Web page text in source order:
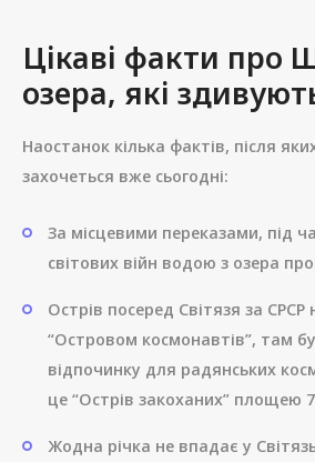
Цікаві факти про
озера, які
Наостанок кілька фактів, після
захочеться вже сьогодні:
За місцевими переказами, під
світових війн водою з озера
Острів посеред Світязя за СРСР
“Островом космонавтів”, там
відпочинку для радянських
це “Острів закоханих” площею
Жодна річка не впадає у